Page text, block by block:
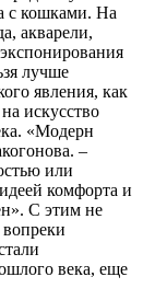
с кошками. На
акварели,
лучше
явления, как
искусство
«Модерн
–
или
комфорта и
С этим не
века, еще